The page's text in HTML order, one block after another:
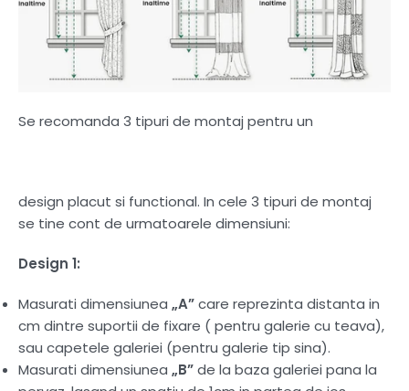
Se recomanda 3 tipuri de montaj pentru un
design placut si functional. In cele 3 tipuri de montaj
se tine cont de urmatoarele dimensiuni:
Design 1:
Masurati dimensiunea „A”care reprezinta distanta in
cm dintre suportii de fixare ( pentru galerie cu teava),
sau capetele galeriei (pentru galerie tip sina).
Masurati dimensiunea „B”de la baza galeriei pana la